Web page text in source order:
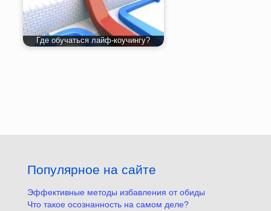
Где обучаться лайф-коучингу?
Популярное на сайте
Эффективные методы избавления от обиды
Что такое осознанность на самом деле?